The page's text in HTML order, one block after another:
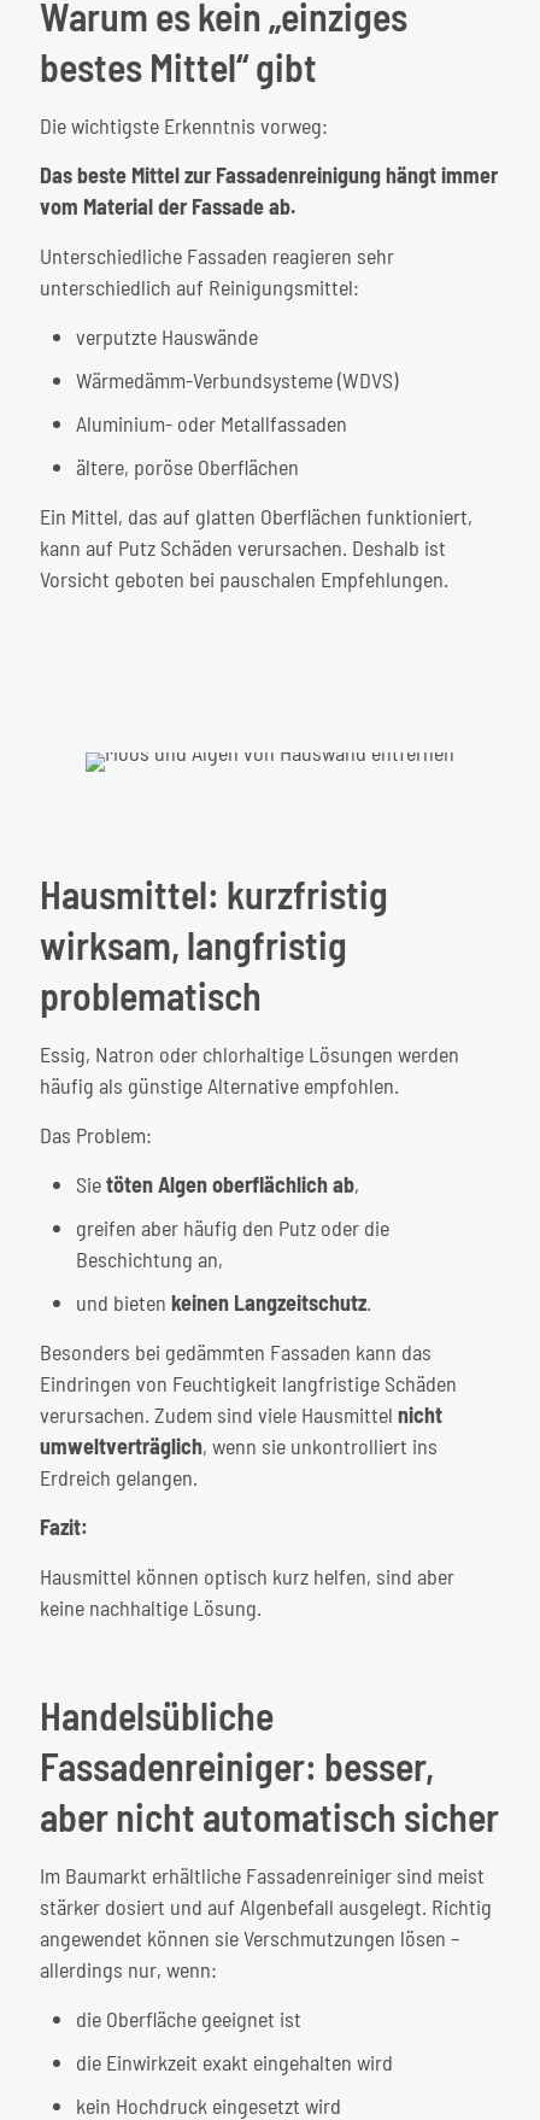
Warum es kein „einziges
bestes Mittel“ gibt
Die wichtigste Erkenntnis vorweg:
Das beste Mittel zur Fassadenreinigung hängt immer
vom Material der Fassade ab.
Unterschiedliche Fassaden reagieren sehr
unterschiedlich auf Reinigungsmittel:
verputzte Hauswände
Wärmedämm-Verbundsysteme (WDVS)
Aluminium- oder Metallfassaden
ältere, poröse Oberflächen
Ein Mittel, das auf glatten Oberflächen funktioniert,
kann auf Putz Schäden verursachen. Deshalb ist
Vorsicht geboten bei pauschalen Empfehlungen.
Hausmittel: kurzfristig
wirksam, langfristig
problematisch
Essig, Natron oder chlorhaltige Lösungen werden
häufig als günstige Alternative empfohlen.
Das Problem:
Sietöten Algen oberflächlich ab,
greifen aber häufig den Putz oder die
Beschichtung an,
und bieten keinen Langzeitschutz.
Besonders bei gedämmten Fassaden kann das
Eindringen von Feuchtigkeit langfristige Schäden
verursachen. Zudem sind viele Hausmittel nicht
umweltverträglich, wenn sie unkontrolliert ins
Erdreich gelangen.
Fazit:
Hausmittel können optisch kurz helfen, sind aber
keine nachhaltige Lösung.
Handelsübliche
Fassadenreiniger: besser,
aber nicht automatisch sicher
Im Baumarkt erhältliche Fassadenreiniger sind meist
stärker dosiert und auf Algenbefall ausgelegt. Richtig
angewendet können sie Verschmutzungen lösen –
allerdings nur, wenn:
die Oberfläche geeignet ist
die Einwirkzeit exakt eingehalten wird
kein Hochdruck eingesetzt wird